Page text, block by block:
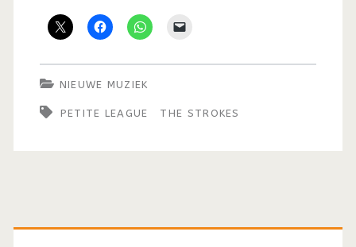
NIEUWE MUZIEK
PETITE LEAGUE THE STROKES
Primaire